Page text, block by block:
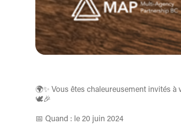
🌍✨ Vous êtes chaleureusement invités
🕊️🎉
📅 Quand : le 20 juin 2024